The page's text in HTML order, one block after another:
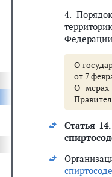
4.
О
от 7
О мерах
Статья 14.